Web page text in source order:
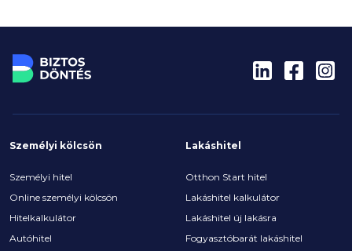
csökkentheti a családok terheit.
Személyi kölcsön
Személyi hitel
Online személyi kölcsön
Hitelkalkulátor
Autóhitel
Lakáshitel
Otthon Start hitel
Lakáshitel kalkulátor
Lakáshitel új lakásra
Fogyasztóbarát lakáshitel